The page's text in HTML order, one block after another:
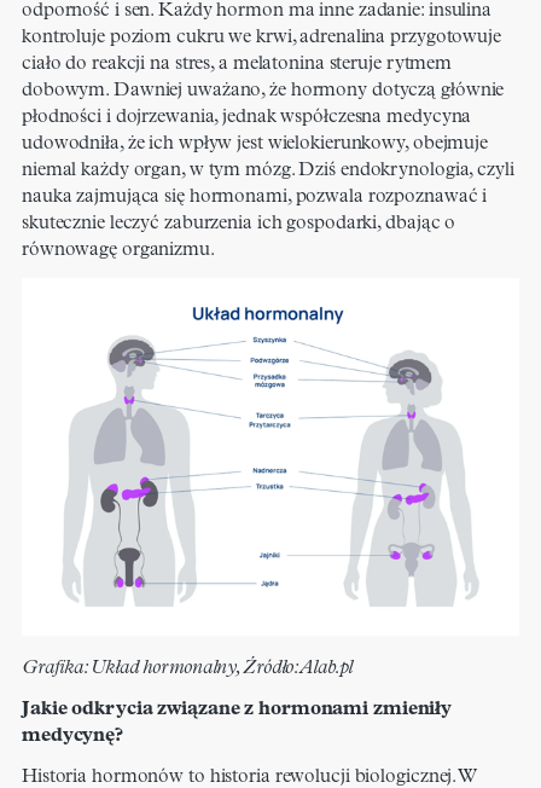
odporność i sen. Każdy hormon ma inne zadanie: insulina
kontroluje poziom cukru we krwi, adrenalina przygotowuje
ciało do reakcji na stres, a melatonina steruje rytmem
dobowym. Dawniej uważano, że hormony dotyczą głównie
płodności i dojrzewania, jednak współczesna medycyna
udowodniła, że ich wpływ jest wielokierunkowy, obejmuje
niemal każdy organ, w tym mózg. Dziś endokrynologia, czyli
nauka zajmująca się hormonami, pozwala rozpoznawać i
skutecznie leczyć zaburzenia ich gospodarki, dbając o
równowagę organizmu.
Grafika: Układ hormonalny, Źródło: Alab.pl
Jakie odkrycia związane z hormonami zmieniły
medycynę?
Historia hormonów to historia rewolucji biologicznej. W